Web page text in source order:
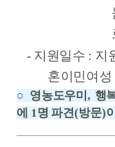
- 지원일수 : 지
혼이민여성
○ 영농도우미, 행
에 1명 파견(방문)